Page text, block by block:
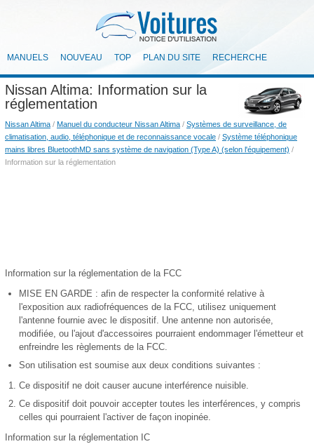
MANUELS NOUVEAU TOP PLAN DU SITE RECHERCHE
Nissan Altima: Information sur la
réglementation
Nissan Altima / Manuel du conducteur Nissan Altima / Systèmes de surveillance, de
climatisation, audio, téléphonique et de reconnaissance vocale / Système téléphonique
mains libres BluetoothMD sans système de navigation (Type A) (selon l'équipement) /
Information sur la réglementation
Information sur la réglementation de la FCC
MISE EN GARDE : afin de respecter la conformité relative à
l'exposition aux radiofréquences de la FCC, utilisez uniquement
l'antenne fournie avec le dispositif. Une antenne non autorisée,
modifiée, ou l'ajout d'accessoires pourraient endommager l'émetteur et
enfreindre les règlements de la FCC.
Son utilisation est soumise aux deux conditions suivantes :
Ce dispositif ne doit causer aucune interférence nuisible.
Ce dispositif doit pouvoir accepter toutes les interférences, y compris
celles qui pourraient l'activer de façon inopinée.
Information sur la réglementation IC